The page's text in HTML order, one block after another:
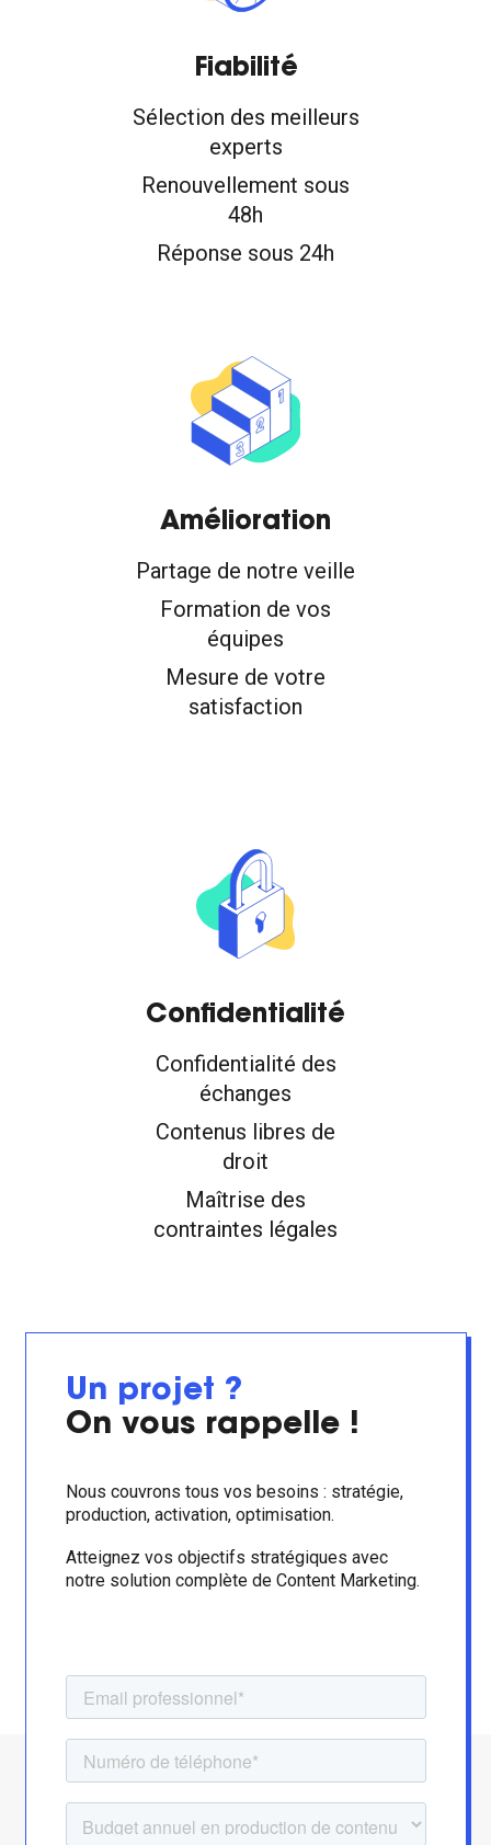
Fiabilité
Sélection des meilleurs
experts
Renouvellement sous
48h
Réponse sous 24h
Amélioration
Partage de notre veille
Formation de vos
équipes
Mesure de votre
satisfaction
Confidentialité
Confidentialité des
échanges
Contenus libres de
droit
Maîtrise des
contraintes légales
Un projet ?
On vous rappelle !
Nous couvrons tous vos besoins : stratégie,
production, activation, optimisation.
Atteignez vos objectifs stratégiques avec
notre solution complète de Content Marketing.